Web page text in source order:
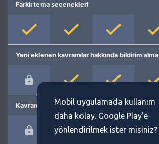
Farklı tema seçenekleri
Yeni eklenen kavramlar hakkında bildirim alma
Kavram önermeMobil uygulamada kullanım
daha kolay. Google Play'e
yönlendirilmek ister misiniz?